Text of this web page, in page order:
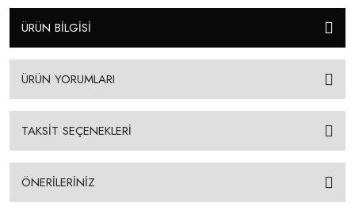
ÜRÜN BİLGİSİ
ÜRÜN YORUMLARI
TAKSİT SEÇENEKLERİ
ÖNERİLERİNİZ